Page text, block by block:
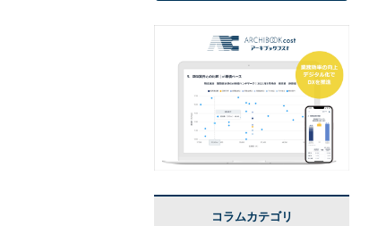
コラムカテゴリ